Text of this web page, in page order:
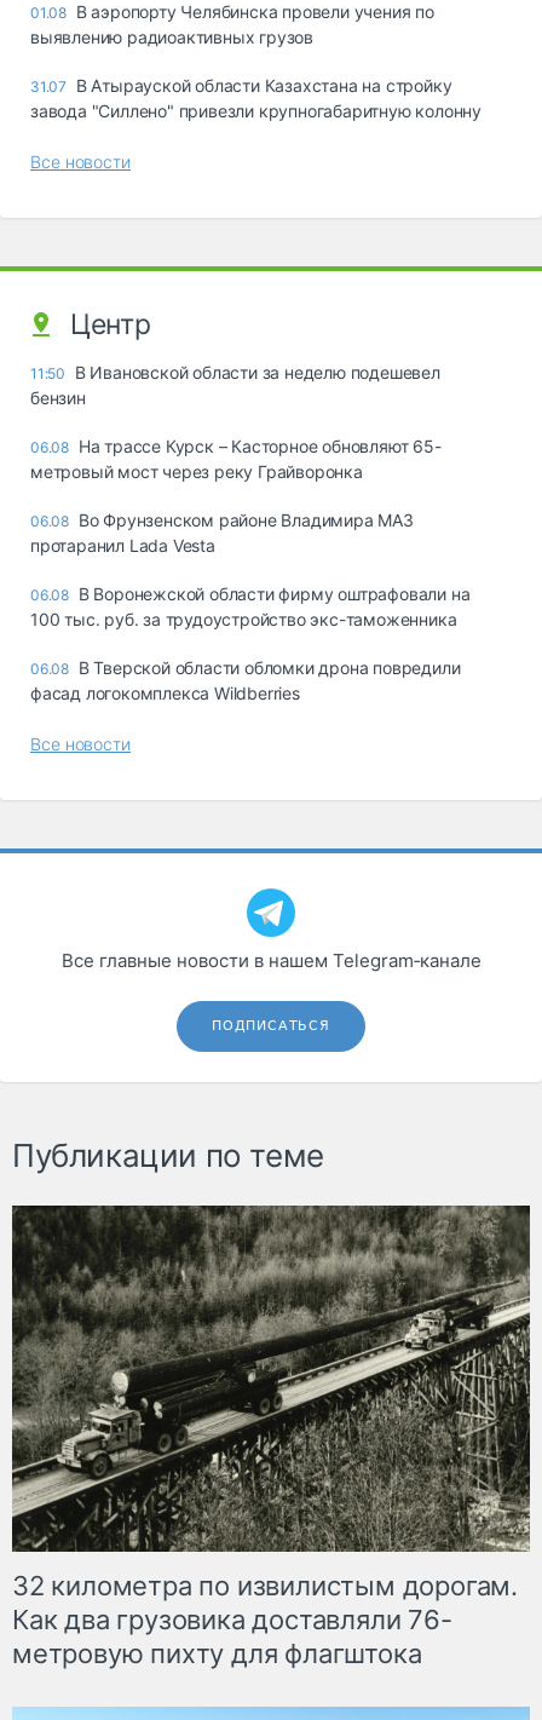
01.08 В аэропорту Челябинска провели учения по
выявлению радиоактивных грузов
31.07
В Атырауской области Казахстана на стройку
завода "Силлено" привезли крупногабаритную колонну
Все новости
Центр
11:50
В Ивановской области за неделю подешевел
бензин
06.08 На трассе Курск – Касторное обновляют 65-
метровый мост через реку Грайворонка
06.08 Во Фрунзенском районе Владимира МАЗ
протаранил Lada Vesta
06.08 В Воронежской области фирму оштрафовали на
100 тыс. руб. за трудоустройство экс-таможенника
06.08 В Тверской области обломки дрона повредили
фасад логокомплекса Wildberries
Все новости
Все главные новости в нашем Telegram‑канале
ПОДПИСАТЬСЯ
Публикации по теме
32 километра по извилистым дорогам.
Как два грузовика доставляли 76-
метровую пихту для флагштока